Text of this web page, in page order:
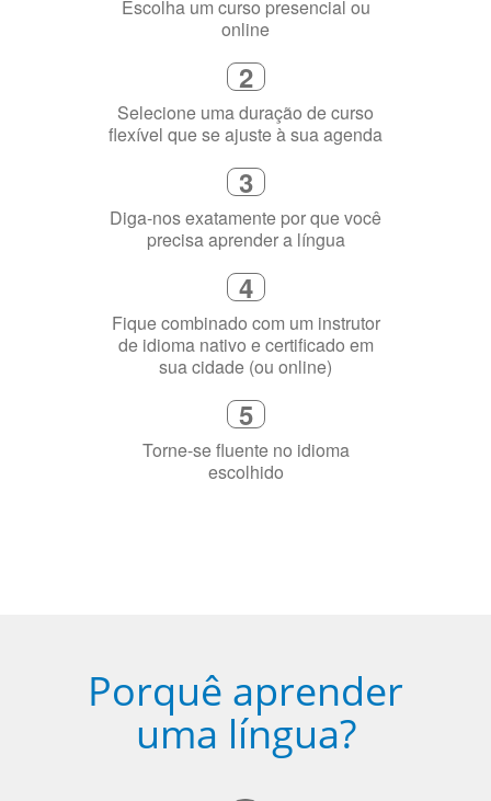
Escolha um curso presencial ou
online
2
Selecione uma duração de curso
flexível que se ajuste à sua agenda
3
Diga-nos exatamente por que você
precisa aprender a língua
4
Fique combinado com um instrutor
de idioma nativo e certificado em
sua cidade (ou online)
5
Torne-se fluente no idioma
escolhido
Porquê aprender
uma língua?